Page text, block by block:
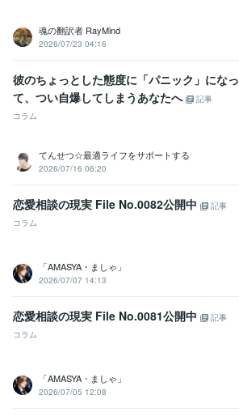
悩み相談・カウンセリング
悩み解消します
T大学 1997年3月 ~ 2001年2月
魂の翻訳者 RayMind
2026/07/23 04:16
彼のちょっとした態度に「パニック」になっ
て、つい自爆してしまうあなたへ
記事
コラム
てんせつ☆最適ライフをサポートする
2026/07/16 06:20
恋愛相談の現実 File No.0082公開中
記事
コラム
「AMASYA・ましゃ」
2026/07/07 14:13
恋愛相談の現実 File No.0081公開中
記事
コラム
「AMASYA・ましゃ」
2026/07/05 12:08